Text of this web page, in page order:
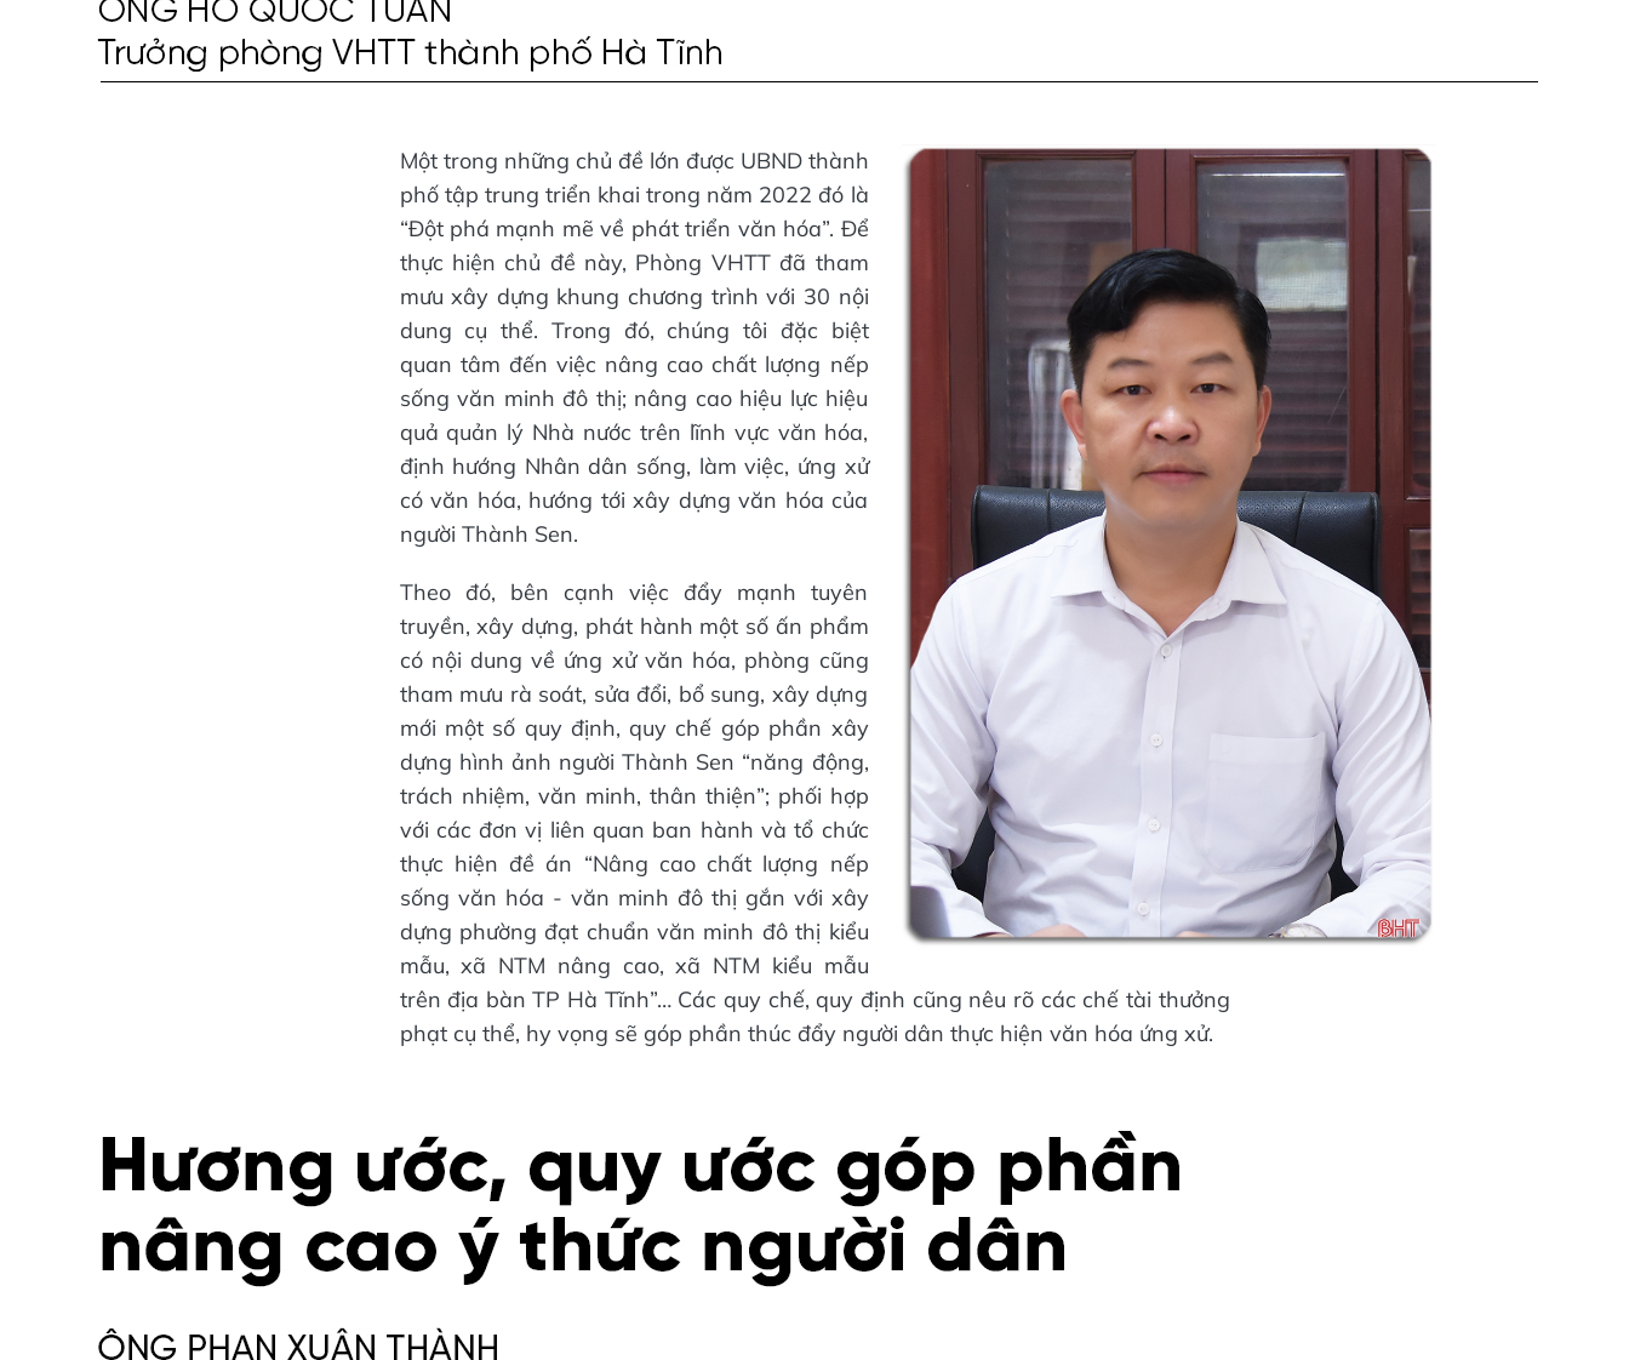
Một trong những chủ đề lớn được UBND thành
phố tập trung triển khai trong năm 2022 đó là
“Đột phá mạnh mẽ về phát triển văn hóa”. Để
thực hiện chủ đề này, Phòng VHTT đã tham
mưu xây dựng khung chương trình với 30 nội
dung cụ thể. Trong đó, chúng tôi đặc biệt
quan tâm đến việc nâng cao chất lượng nếp
sống văn minh đô thị; nâng cao hiệu lực hiệu
quả quản lý Nhà nước trên lĩnh vực văn hóa,
định hướng Nhân dân sống, làm việc, ứng xử
có văn hóa, hướng tới xây dựng văn hóa của
người Thành Sen.
Theo đó, bên cạnh việc đẩy mạnh tuyên
truyền, xây dựng, phát hành một số ấn phẩm
có nội dung về ứng xử văn hóa, phòng cũng
tham mưu rà soát, sửa đổi, bổ sung, xây dựng
mới một số quy định, quy chế góp phần xây
dựng hình ảnh người Thành Sen “năng động,
trách nhiệm, văn minh, thân thiện”; phối hợp
với các đơn vị liên quan ban hành và tổ chức
thực hiện đề án “Nâng cao chất lượng nếp
sống văn hóa - văn minh đô thị gắn với xây
dựng phường đạt chuẩn văn minh đô thị kiểu
mẫu, xã NTM nâng cao, xã NTM kiểu mẫu
trên địa bàn TP Hà Tĩnh”… Các quy chế, quy định cũng nêu rõ các chế tài thưởng
phạt cụ thể, hy vọng sẽ góp phần thúc đẩy người dân thực hiện văn hóa ứng xử.